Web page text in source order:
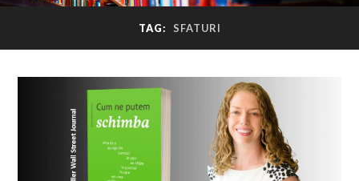
TAG: SFATURI